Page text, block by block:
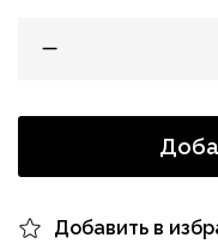
Добавить в